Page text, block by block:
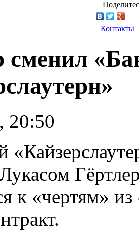
Контакты
сменил
20:50
к «чертям»